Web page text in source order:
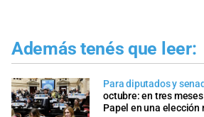
Además tenés que leer:
Para diputados y
octubre: en tres
Papel en una elección